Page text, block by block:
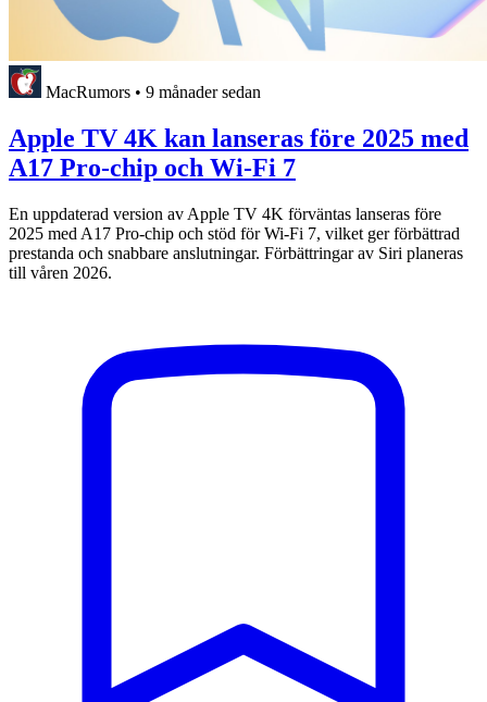
MacRumors • 9 månader sedan
Apple TV 4K kan lanseras före 2025 med
A17 Pro-chip och Wi-Fi 7
En uppdaterad version av Apple TV 4K förväntas lanseras före
2025 med A17 Pro-chip och stöd för Wi-Fi 7, vilket ger förbättrad
prestanda och snabbare anslutningar. Förbättringar av Siri planeras
till våren 2026.